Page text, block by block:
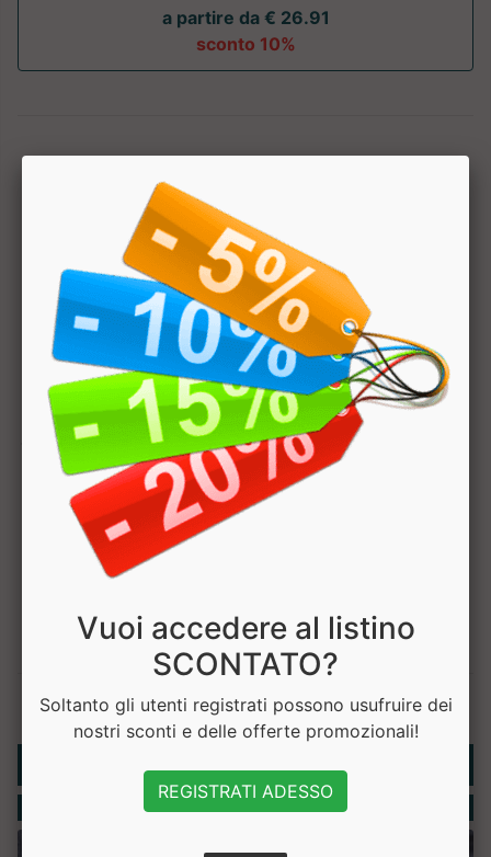
a partire da € 26.91
sconto 10%
Hai bisogno di aiuto? Chatta con noi
Rubriche
Integratori
Vuoi accedere al listino
SCONTATO?
Soltanto gli utenti registrati possono usufruire dei
nostri sconti e delle offerte promozionali!
REGISTRATI ADESSO